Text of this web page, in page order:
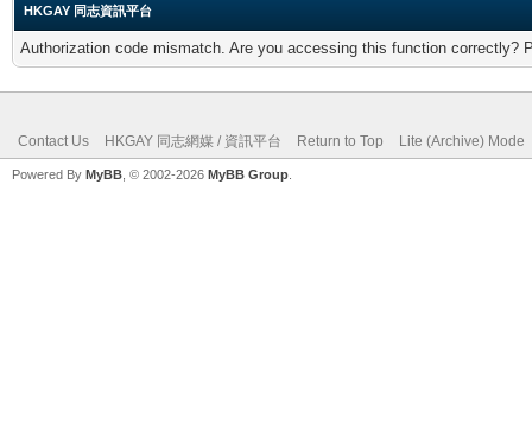
HKGAY 同志資訊平台
Authorization code mismatch. Are you accessing this function correctly?
Contact Us HKGAY 同志網媒 / 資訊平台 Return to Top Lite (Archive) Mode
Powered By MyBB , © 2002-2026 MyBB Group